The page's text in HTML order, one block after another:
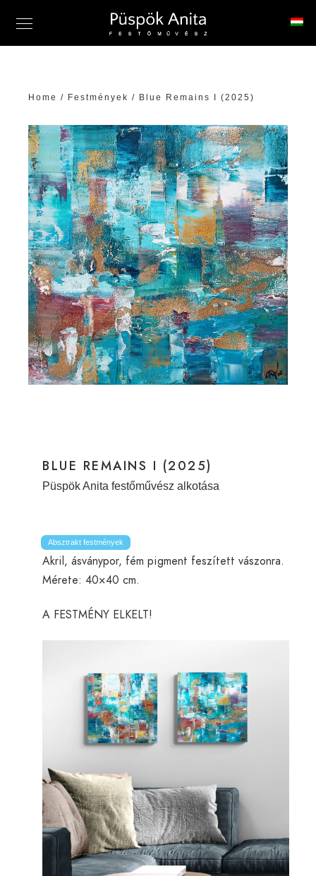
Home / Festmények / Blue Remains I (2025)
BLUE REMAINS I (2025)
Püspök Anita festőművész alkotása
Absztrakt festmények
Akril, ásványpor, fém pigment feszített vászonra.
Mérete: 40×40 cm.
A FESTMÉNY ELKELT!